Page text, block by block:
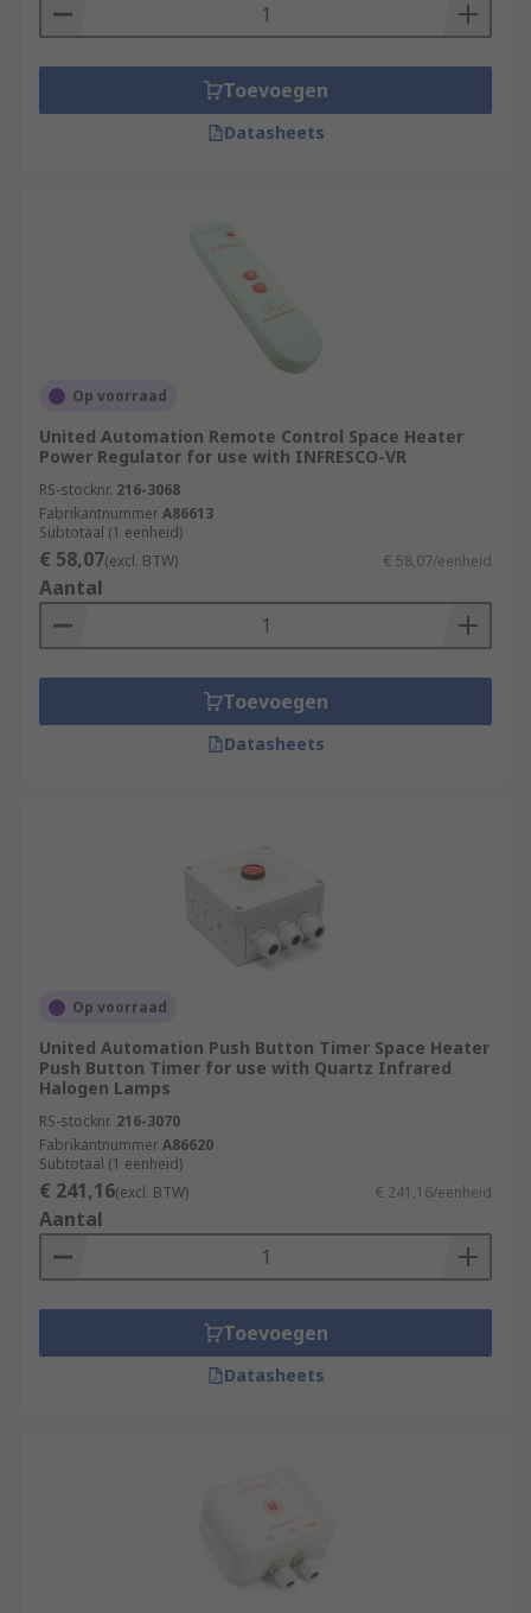
a potentiometer on the circuit board.
which help to save energy by only turning
on the heater when movement is detected
detecting air temperature and turning the
heater on or off accordingly.
Toevoegen
Datasheets
Op voorraad
United Automation Remote Control Space Heater
Power Regulator for use with INFRESCO-VR
RS-stocknr. 216-3068
FabrikantnummerA86613
Subtotaal (1 eenheid)
€ 58,07(excl. BTW) € 58,07/eenheid
Aantal
Toevoegen
Datasheets
Op voorraad
United Automation Push Button Timer Space Heater
Push Button Timer for use with Quartz Infrared
Halogen Lamps
RS-stocknr. 216-3070
FabrikantnummerA86620
Subtotaal (1 eenheid)
€ 241,16(excl. BTW) € 241,16/eenheid
Aantal
Toevoegen
Datasheets